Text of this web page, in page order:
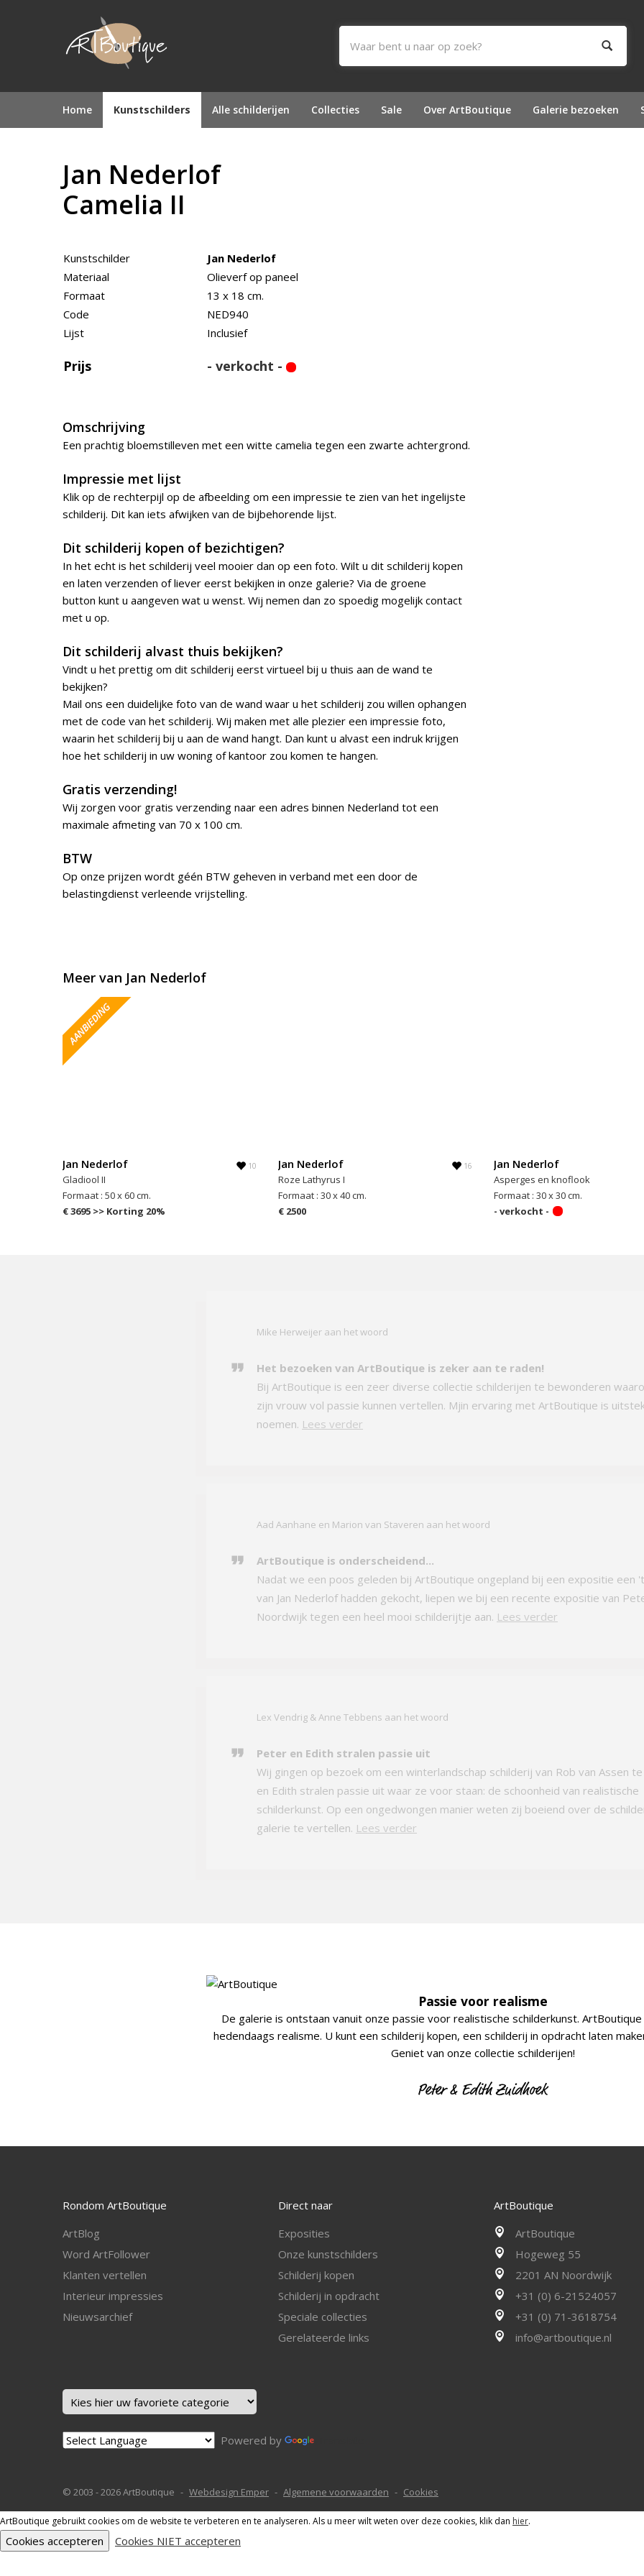
Home Kunstschilders Alle schilderijen Collecties Sale Over ArtBoutique Galerie bezoeken
Jan Nederlof
Camelia II
Kunstschilder
Jan Nederlof
Materiaal
Olieverf op paneel
Formaat
13 x 18 cm.
Code
NED940
Lijst
Inclusief
Prijs - verkocht -
Omschrijving
Een prachtig bloemstilleven met een witte camelia tegen een zwarte achtergrond.
Impressie met lijst
Klik op de rechterpijl op de afbeelding om een impressie te zien van het ingelijste
schilderij. Dit kan iets afwijken van de bijbehorende lijst.
Dit schilderij kopen of bezichtigen?
In het echt is het schilderij veel mooier dan op een foto. Wilt u dit schilderij kopen
en laten verzenden of liever eerst bekijken in onze galerie? Via de groene
button kunt u aangeven wat u wenst. Wij nemen dan zo spoedig mogelijk contact
met u op.
Dit schilderij alvast thuis bekijken?
Vindt u het prettig om dit schilderij eerst virtueel bij u thuis aan de wand te
bekijken?
Mail ons een duidelijke foto van de wand waar u het schilderij zou willen ophangen
met de code van het schilderij. Wij maken met alle plezier een impressie foto,
waarin het schilderij bij u aan de wand hangt. Dan kunt u alvast een indruk krijgen
hoe het schilderij in uw woning of kantoor zou komen te hangen.
Gratis verzending!
Wij zorgen voor gratis verzending naar een adres binnen Nederland tot een
maximale afmeting van 70 x 100 cm.
BTW
Op onze prijzen wordt géén BTW geheven in verband met een door de
belastingdienst verleende vrijstelling.
Meer van Jan Nederlof
Jan Nederlof
Gladiool II
Formaat : 50 x 60 cm.
€ 3695 >> Korting 20%
10 Jan Nederlof
Roze Lathyrus I
Formaat : 30 x 40 cm.
€ 2500
16 Jan Nederlof
Asperges en knoflook
Formaat : 30 x 30 cm.
- verkocht -
Mike Herweijer aan het woord
Het bezoeken van ArtBoutique is zeker aan te raden!
Bij ArtBoutique is een zeer diverse collectie schilderijen te bewonderen
zijn vrouw vol passie kunnen vertellen. Mjin ervaring met ArtBoutique is
noemen. Lees verder
Aad Aanhane en Marion van Staveren aan het woord
ArtBoutique is onderscheidend...
Nadat we een poos geleden bij ArtBoutique ongepland bij een expositie een
van Jan Nederlof hadden gekocht, liepen we bij een recente expositie van
Noordwijk tegen een heel mooi schilderijtje aan. Lees verder
Lex Vendrig & Anne Tebbens aan het woord
Peter en Edith stralen passie uit
Wij gingen op bezoek om een winterlandschap schilderij van Rob van Assen
en Edith stralen passie uit waar ze voor staan: de schoonheid van realistische
schilderkunst. Op een ongedwongen manier weten zij boeiend over de
galerie te vertellen. Lees verder
Passie voor realisme
De galerie is ontstaan vanuit onze passie voor realistische schilderkunst.
hedendaags realisme. U kunt een schilderij kopen, een schilderij in opdracht laten
Geniet van onze collectie schilderijen!
Rondom ArtBoutique
ArtBlog
Word ArtFollower
Klanten vertellen
Interieur impressies
Nieuwsarchief
Direct naar
Exposities
Onze kunstschilders
Schilderij kopen
Schilderij in opdracht
Speciale collecties
Gerelateerde links
ArtBoutique
ArtBoutique
Hogeweg 55
2201 AN Noordwijk
+31 (0) 6-21524057
+31 (0) 71-3618754
info@artboutique.nl
Powered by
© 2003 - 2026 ArtBoutique Webdesign Emper Algemene voorwaarden Cookies
ArtBoutique gebruikt cookies om de website te verbeteren en te analyseren. Als u meer wilt weten over deze cookies, klik dan hier.
Cookies accepteren Cookies NIET accepteren